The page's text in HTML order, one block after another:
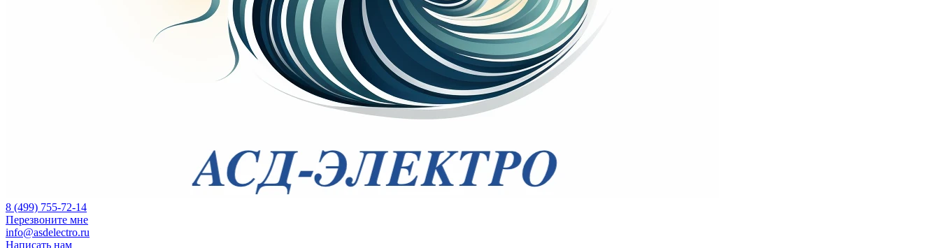
8 (499) 755-72-14
Перезвоните мне
info@asdelectro.ru
Написать нам